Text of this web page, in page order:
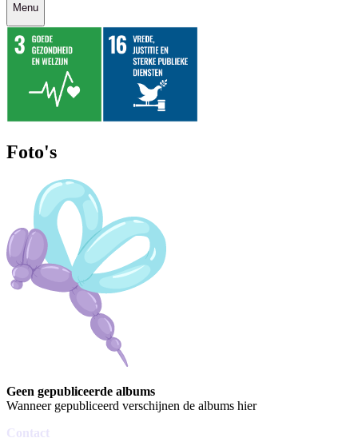
Menu
Foto's
Geen gepubliceerde albums
Wanneer gepubliceerd verschijnen de albums hier
Contact